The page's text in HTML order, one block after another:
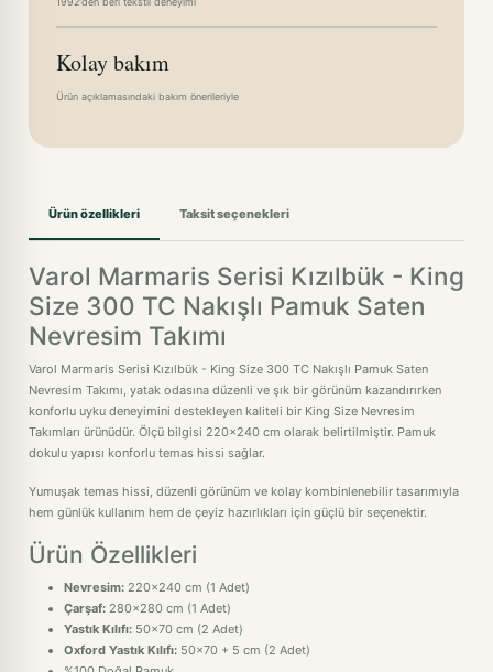
Kolay bakım
Ürün açıklamasındaki bakım önerileriyle
Ürün özellikleri Taksit seçenekleri
Varol Marmaris Serisi Kızılbük - King
Size 300 TC Nakışlı Pamuk Saten
Nevresim Takımı
Varol Marmaris Serisi Kızılbük - King Size 300 TC Nakışlı Pamuk Saten
Nevresim Takımı, yatak odasına düzenli ve şık bir görünüm kazandırırken
konforlu uyku deneyimini destekleyen kaliteli bir King Size Nevresim
Takımları ürünüdür. Ölçü bilgisi 220x240 cm olarak belirtilmiştir. Pamuk
dokulu yapısı konforlu temas hissi sağlar.
Yumuşak temas hissi, düzenli görünüm ve kolay kombinlenebilir tasarımıyla
hem günlük kullanım hem de çeyiz hazırlıkları için güçlü bir seçenektir.
Ürün Özellikleri
Nevresim: 220x240 cm (1 Adet)
Çarşaf: 280x280 cm (1 Adet)
Yastık Kılıfı: 50x70 cm (2 Adet)
Oxford Yastık Kılıfı: 50x70 + 5 cm (2 Adet)